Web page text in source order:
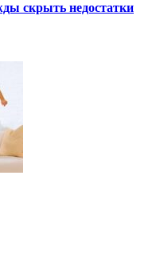
скрыть недостатки